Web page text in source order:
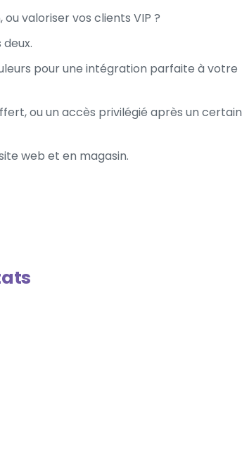
valoriser vos clients VIP ?
pour une intégration parfaite à votre
ou un accès privilégié après un certain
web et en magasin.